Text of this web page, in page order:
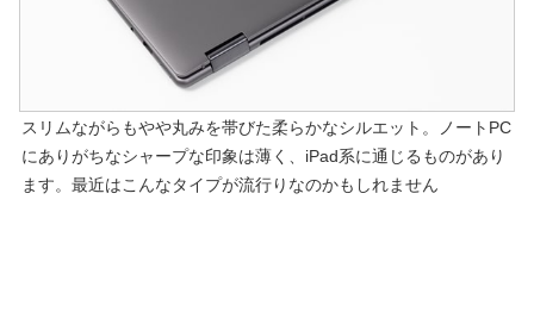
スリムながらもやや丸みを帯びた柔らかなシルエット。ノートPC
にありがちなシャープな印象は薄く、iPad系に通じるものがあり
ます。最近はこんなタイプが流行りなのかもしれません